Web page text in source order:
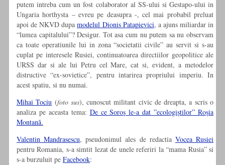
putem intreba cum un fost colaborator al SS-ului si Gestapo-ului in
Ungaria horthysta – evreu pe deasupra -, cel mai probabil preluat
apoi de NKVD dupamodelul Dionis Patapievici, a ajuns miliardar in
“lumea capitalului”? Desigur. Tot asa cum nu putem sa nu observam
ca toate operatiunile lui in zona “societatii civile” au servit si s-au
cuplat pe interesele Rusiei, continuatoarea directiilor geopolitice ale
URSS dar si ale lui Petru cel Mare, cat si, evident, a metodelor
distructive “ex-sovietice”, pentru intarirea propriului imperiu. In
acest spatiu, si nu numai.
Mihai Tociu (foto sus), cunoscut militant civic de dreapta, a scris o
analiza pe aceasta tema: De ce Soroș le-a dat ”ecologiștilor” Roșia
Montană.
Valentin Mandrasescu, pseudonimul ales de redactia Vocea Rusiei
pentru Romania, s-a simtit lezat de unele referiri la “mama Rusia” si
s-a burzuluit pe Facebook: